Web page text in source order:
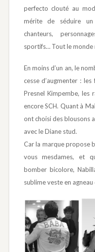
perfecto clouté au
mérite de séduire
chanteurs,
sportifs… Tout le monde
En moins d’un an, le
cesse d’augmenter :
Presnel Kimpembe, les
encore SCH. Quant à
ont choisi des blousons
avec le Diane stud.
Car la marque propose
vous mesdames, et
bomber bicolore,
sublime veste en